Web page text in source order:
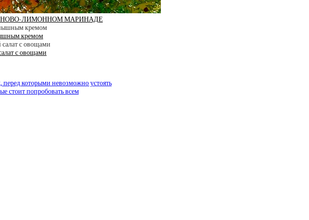
ЛИМОННОМ МАРИНАДЕ
кремом
с овощами
которыми невозможно устоять
стоит попробовать всем